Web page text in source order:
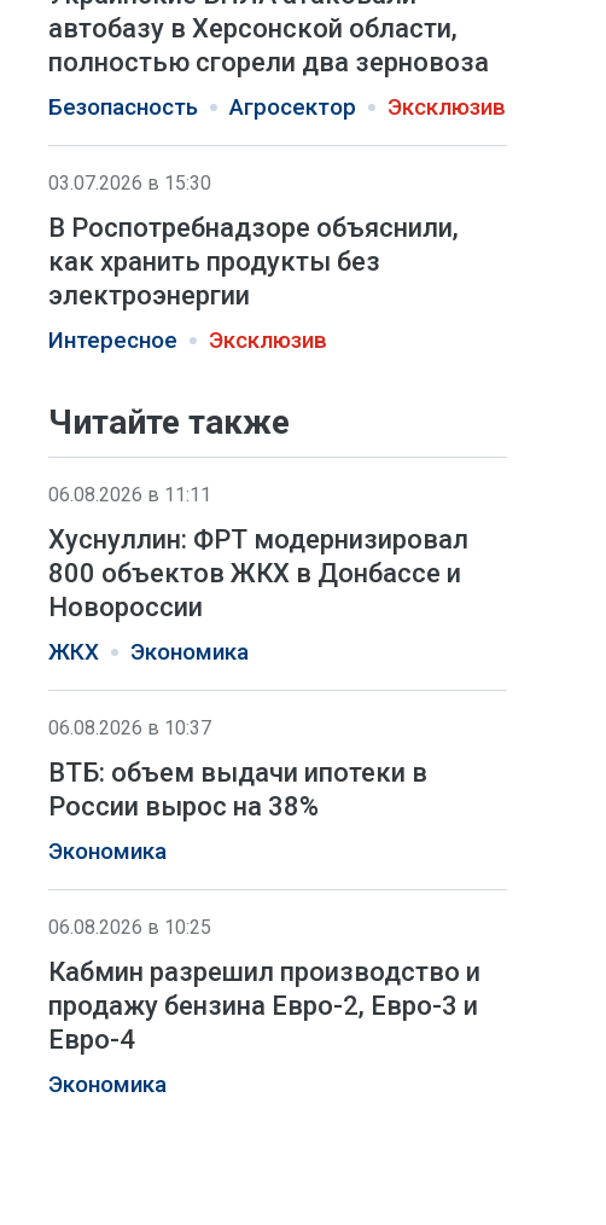
автобазу в Херсонской области,
полностью сгорели два зерновоза
Безопасность Агросектор Эксклюзив
03.07.2026 в 15:30
В Роспотребнадзоре объяснили,
как хранить продукты без
электроэнергии
Интересное Эксклюзив
Читайте также
06.08.2026 в 11:11
Хуснуллин: ФРТ модернизировал
800 объектов ЖКХ в Донбассе и
Новороссии
ЖКХ Экономика
06.08.2026 в 10:37
ВТБ: объем выдачи ипотеки в
России вырос на 38%
Экономика
06.08.2026 в 10:25
Кабмин разрешил производство и
продажу бензина Евро-2, Евро-3 и
Евро-4
Экономика